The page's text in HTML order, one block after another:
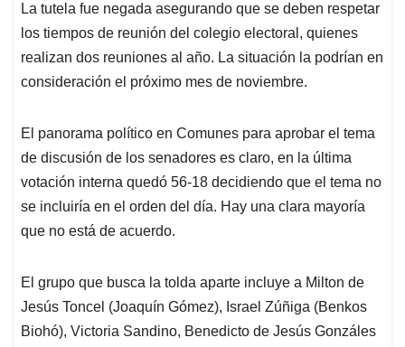
La tutela fue negada asegurando que se deben respetar
los tiempos de reunión del colegio electoral, quienes
realizan dos reuniones al año. La situación la podrían en
consideración el próximo mes de noviembre.
El panorama político en Comunes para aprobar el tema
de discusión de los senadores es claro, en la última
votación interna quedó 56-18 decidiendo que el tema no
se incluiría en el orden del día. Hay una clara mayoría
que no está de acuerdo.
El grupo que busca la tolda aparte incluye a Milton de
Jesús Toncel (Joaquín Gómez), Israel Zúñiga (Benkos
Biohó), Victoria Sandino, Benedicto de Jesús Gonzáles